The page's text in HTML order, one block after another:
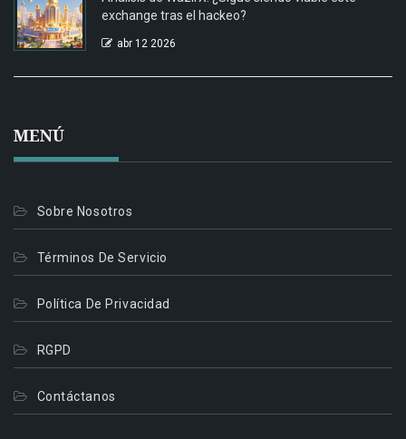
exchange tras el hackeo?
abr 12 2026
MENÚ
Sobre Nosotros
Términos De Servicio
Política De Privacidad
RGPD
Contáctanos